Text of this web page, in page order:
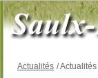
Actualités /Actualités